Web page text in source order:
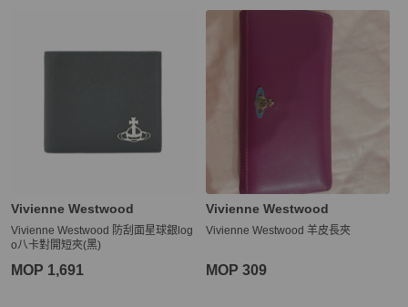
女士錢包 / 小皮件推薦精品
Vivienne Westwood
Vivienne Westwood 防刮面星球銀log
o八卡對開短夾(黑)
MOP 1,691
Vivienne Westwood
Vivienne Westwood 羊皮長夾
MOP 309